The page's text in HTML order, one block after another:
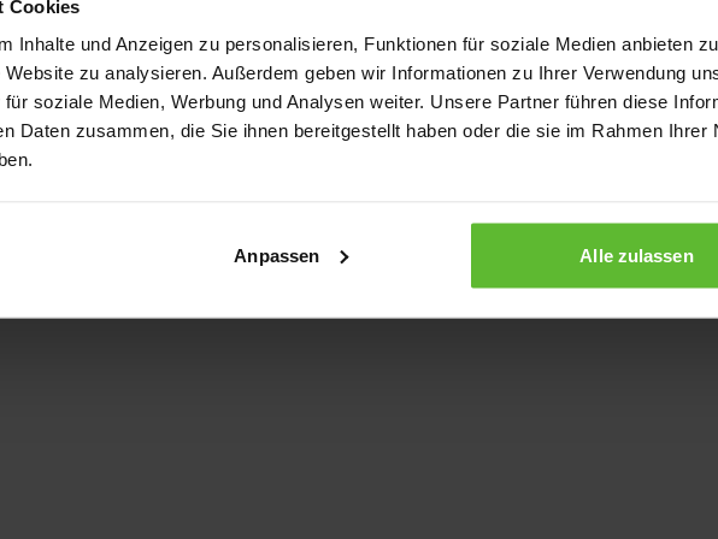
Cookies
Inhalte und Anzeigen zu personalisieren, Funktionen für soziale Medien anbieten
zu analysieren. Außerdem geben wir Informationen zu Ihrer Verwendung
soziale Medien, Werbung und Analysen weiter. Unsere Partner führen diese
Daten zusammen, die Sie ihnen bereitgestellt haben oder die sie im Rahmen Ihrer
Anpassen Alle zulassen
has occurred while loading www.kurzwego.de (see the browser console for